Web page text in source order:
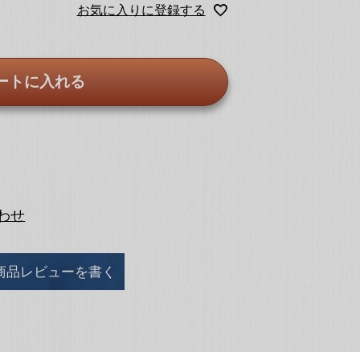
お気に入りに登録する
トに入れる
せ
品レビューを書く